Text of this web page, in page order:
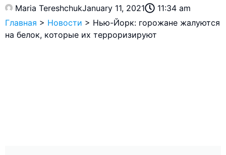
Maria TereshchukJanuary 11, 2021
11:34 am
Главная > Новости > Нью-Йорк: горожане жалуются
на белок, которые их терроризируют